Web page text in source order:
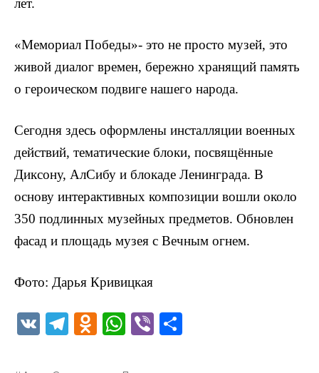
«Мемориал Победы»- это не просто музей, это
живой диалог времен, бережно хранящий память
о героическом подвиге нашего народа.
Сегодня здесь оформлены инсталляции военных
действий, тематические блоки, посвящённые
Диксону, АлСибу и блокаде Ленинграда. В
основу интерактивных композиции вошли около
350 подлинных музейных предметов. Обновлен
фасад и площадь музея с Вечным огнем.
Фото: Дарья Кривицкая
V
T
O W Vi